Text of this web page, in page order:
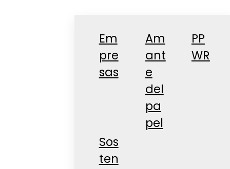
Em
pre
sas
Am
ant
e
del
pa
pel
PP
WR
Sos
ten